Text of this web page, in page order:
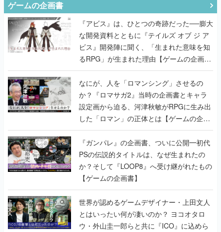
ゲームの企画書
『アビス』は、ひとつの奇跡だった──膨大
な開発資料とともに『テイルズ オブ ジ ア
ビス』開発陣に聞く、「生まれた意味を知
るRPG」が生まれた理由【ゲームの企画
書】
なにが、人を「ロマンシング」させるの
か？『ロマサガ2』当時の企画書とキャラ
設定画から迫る、河津秋敏がRPGに生み出
した「ロマン」の正体とは【ゲームの企画
書】
『ガンパレ』の企画書、ついに公開━初代
PSの伝説的タイトルは、なぜ生まれたの
か？そして『LOOP8』へ受け継がれたもの
【ゲームの企画書】
世界が認めるゲームデザイナー・上田文人
とはいったい何が凄いのか？ ヨコオタロ
ウ・外山圭一郎らと共に『ICO』に込めら